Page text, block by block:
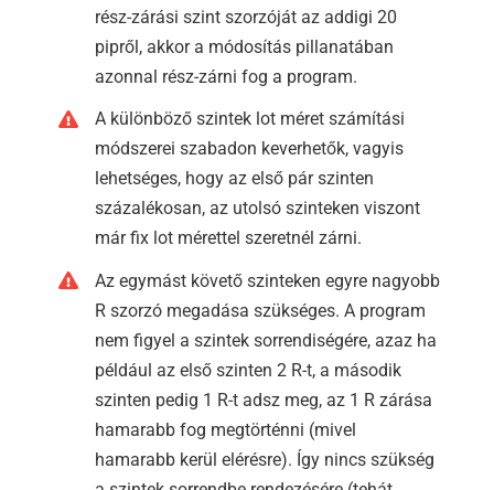
rész-zárási szint szorzóját az addigi 20
pipről, akkor a módosítás pillanatában
azonnal rész-zárni fog a program.
A különböző szintek lot méret számítási
módszerei szabadon keverhetők, vagyis
lehetséges, hogy az első pár szinten
százalékosan, az utolsó szinteken viszont
már fix lot mérettel szeretnél zárni.
Az egymást követő szinteken egyre nagyobb
R szorzó megadása szükséges. A program
nem figyel a szintek sorrendiségére, azaz ha
például az első szinten 2 R-t, a második
szinten pedig 1 R-t adsz meg, az 1 R zárása
hamarabb fog megtörténni (mivel
hamarabb kerül elérésre). Így nincs szükség